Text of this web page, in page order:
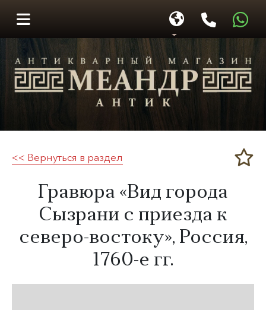
Меандр-Антик
<< Вернуться в раздел
​Гравюра «Вид города
Сызрани с приезда к
северо-востоку», Россия,
1760-е гг.